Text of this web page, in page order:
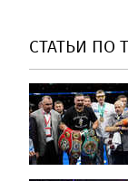
СТАТЬИ ПО